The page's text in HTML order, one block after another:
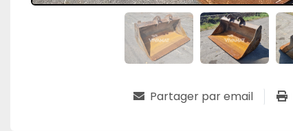
Partager par email